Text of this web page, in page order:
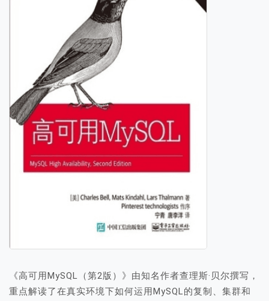
《高可用MySQL（第2版）》由知名作者查理斯·贝尔撰写，
重点解读了在真实环境下如何运用MySQL的复制、集群和